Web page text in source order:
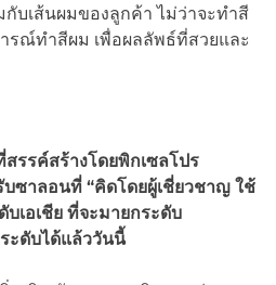
บเส้นผมของลูกค้า ไม่ว่าจะทำสี
รณ์ทำสีผม เพื่อผลลัพธ์ที่สวยและ
รรค์สร้างโดยพิกเซลโปร
ซาลอนที่ “คิดโดยผู้เชี่ยวชาญ ใช้
เอเชีย ที่จะมายกระดับ
ะดับได้แล้ววันนี้